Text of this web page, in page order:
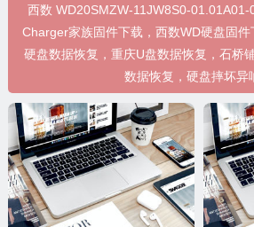
西数 WD20SMZW-11JW8S0-01.01A01-
Charger家族固件下载，西数WD硬盘固
硬盘数据恢复，重庆U盘数据恢复，石桥
数据恢复，硬盘摔坏异